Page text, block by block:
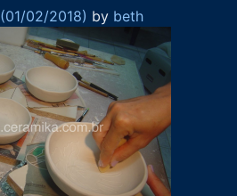
(01/02/2018) by beth